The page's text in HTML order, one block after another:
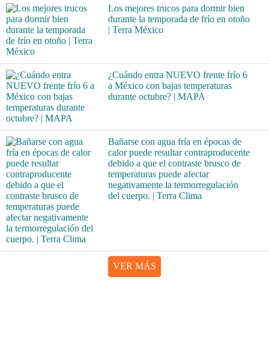
Los mejores trucos para dormir bien
durante la temporada de frío en otoño
| Terra México
¿Cuándo entra NUEVO frente frío 6
a México con bajas temperaturas
durante octubre? | MAPA
Bañarse con agua fría en épocas de
calor puede resultar contraproducente
debido a que el contraste brusco de
temperaturas puede afectar
negativamente la termorregulación
del cuerpo. | Terra Clima
VER MÁS